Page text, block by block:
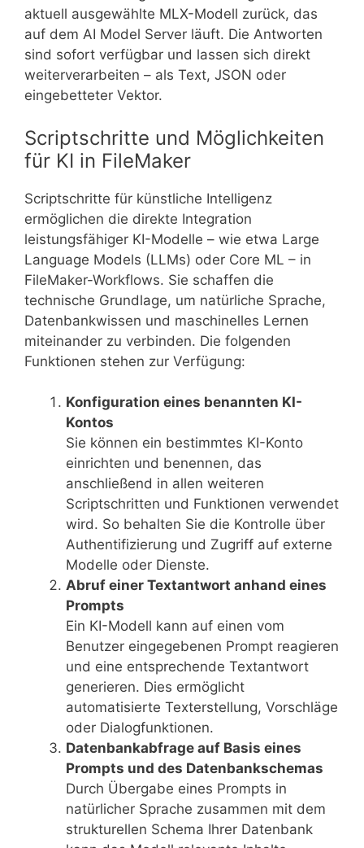
aktuell ausgewählte MLX-Modell zurück, das
auf dem AI Model Server läuft. Die Antworten
sind sofort verfügbar und lassen sich direkt
weiterverarbeiten – als Text, JSON oder
eingebetteter Vektor.
Scriptschritte und Möglichkeiten
für KI in FileMaker
Scriptschritte für künstliche Intelligenz
ermöglichen die direkte Integration
leistungsfähiger KI-Modelle – wie etwa Large
Language Models (LLMs) oder Core ML – in
FileMaker-Workflows. Sie schaffen die
technische Grundlage, um natürliche Sprache,
Datenbankwissen und maschinelles Lernen
miteinander zu verbinden. Die folgenden
Funktionen stehen zur Verfügung:
Konfiguration eines benannten KI-
Kontos
Sie können ein bestimmtes KI-Konto
einrichten und benennen, das
anschließend in allen weiteren
Scriptschritten und Funktionen verwendet
wird. So behalten Sie die Kontrolle über
Authentifizierung und Zugriff auf externe
Modelle oder Dienste.
Abruf einer Textantwort anhand eines
Prompts
Ein KI-Modell kann auf einen vom
Benutzer eingegebenen Prompt reagieren
und eine entsprechende Textantwort
generieren. Dies ermöglicht
automatisierte Texterstellung, Vorschläge
oder Dialogfunktionen.
Datenbankabfrage auf Basis eines
Prompts und des Datenbankschemas
Durch Übergabe eines Prompts in
natürlicher Sprache zusammen mit dem
strukturellen Schema Ihrer Datenbank